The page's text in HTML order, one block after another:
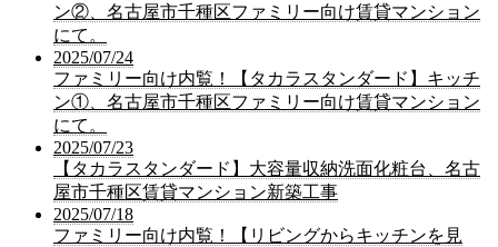
ン②、名古屋市千種区ファミリー向け賃貸マンション
にて。
2025/07/24
ファミリー向け内覧！【タカラスタンダード】キッチ
ン①、名古屋市千種区ファミリー向け賃貸マンション
にて。
2025/07/23
【タカラスタンダード】大容量収納洗面化粧台、名古
屋市千種区賃貸マンション新築工事
2025/07/18
ファミリー向け内覧！【リビングからキッチンを見